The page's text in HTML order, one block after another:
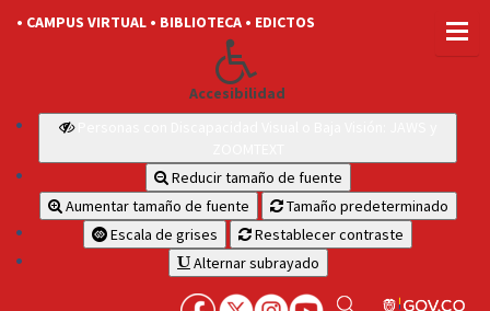
• CAMPUS VIRTUAL • BIBLIOTECA • EDICTOS
Accesibilidad
Reducir tamaño de fuente
Aumentar tamaño de fuente
Tamaño predeterminado
Escala de grises
Restablecer contraste
Alternar subrayado